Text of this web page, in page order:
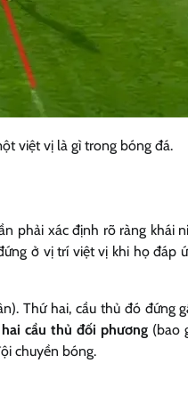
việt vị là gì trong bóng đá.
phải xác định rõ ràng khái
ở vị trí việt vị khi họ đáp
Thứ hai, cầu thủ đó đứng
hai cầu thủ đối phương(bao
chuyền bóng.